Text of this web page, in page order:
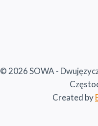
© 2026 SOWA -
Created by